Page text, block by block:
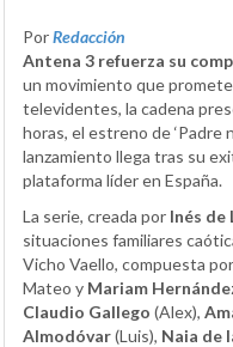
PorRedacción
Antena 3 refuerza su
un movimiento que
televidentes, la cadena
horas, el estreno de ‘Padre
lanzamiento llega tras su
plataforma líder en España.
La serie, creada por Inés de
situaciones familiares
Vicho Vaello, compuesta por
Mateo y Mariam
Claudio Gallego (Alex),
Almodóvar(Luis), Naia de